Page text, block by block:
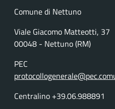
Comune di Nettuno
Viale Giacomo Matteotti, 37
00048 - Nettuno (RM)
PEC
Centralino +39.06.988891